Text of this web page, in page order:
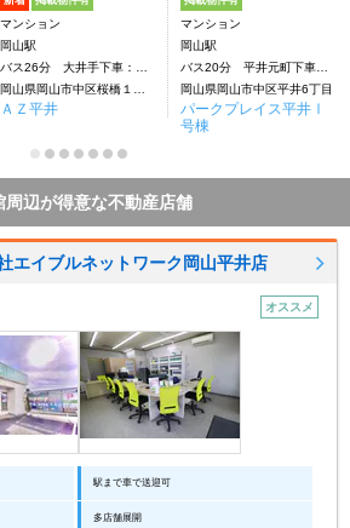
マンション
岡山駅
バス26分 大井手下車：停歩5分
ＡＺ平井
マンション
岡山駅
バス20分 平井元町下車：停歩2分
岡山県岡山市中区平井6丁目
パークプレイス平井Ⅰ
号棟
辺が得意な不動産店舗
エイブルネットワーク岡山平井店
オススメ
駅まで車で送迎可
多店舗展開